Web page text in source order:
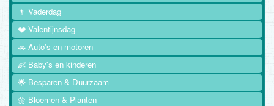
👨 Vaderdag
❤️ Valentijnsdag
🚗 Auto's en motoren
👶 Baby's en kinderen
🌟 Besparen & Duurzaam
🌼 Bloemen & Planten